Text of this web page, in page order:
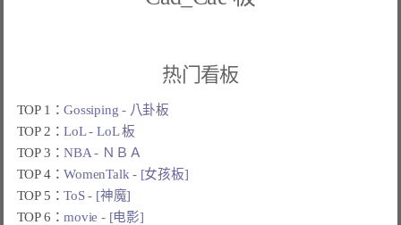
热门看板
TOP 1：Gossiping - 八卦板
TOP 2：LoL - LoL 板
TOP 3：NBA - ＮＢＡ
TOP 4：WomenTalk - [女孩板]
TOP 5：ToS - [神魔]
TOP 6：movie - [电影]